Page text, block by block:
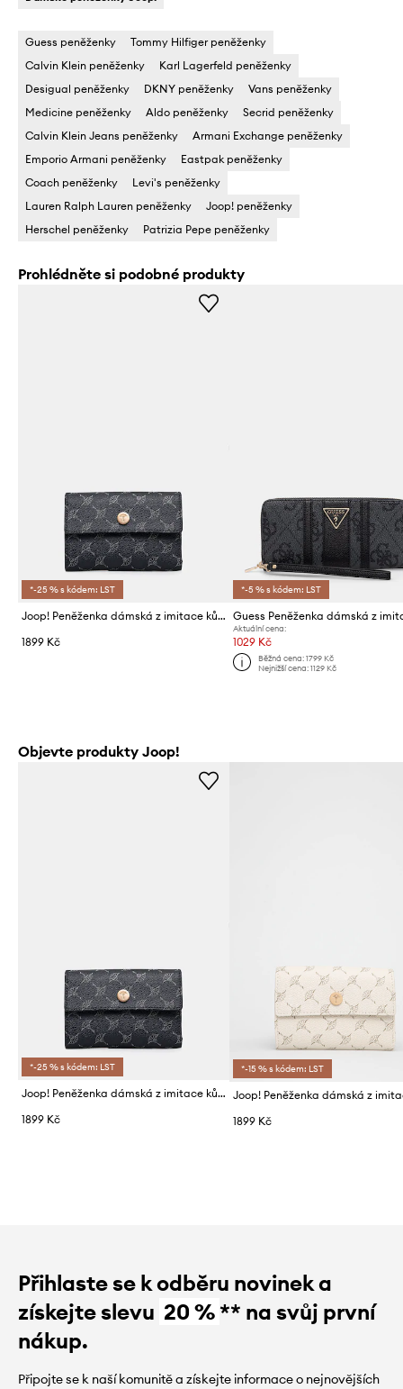
Guess peněženky
Tommy Hilfiger peněženky
Calvin Klein peněženky
Karl Lagerfeld peněženky
Desigual peněženky
DKNY peněženky
Vans peněženky
Medicine peněženky
Aldo peněženky
Secrid peněženky
Calvin Klein Jeans peněženky
Armani Exchange peněženky
Emporio Armani peněženky
Eastpak peněženky
Coach peněženky
Levi's peněženky
Lauren Ralph Lauren peněženky
Joop! peněženky
Herschel peněženky
Patrizia Pepe peněženky
Prohlédněte si podobné produkty
*-25 % s kódem: LST
Joop! Peněženka dámská z imitace kůže
1899 Kč
*-5 % s kódem: LST
Aktuální cena:
1029 Kč
Běžná cena: 1799 Kč
Nejnižší cena: 1129 Kč
Objevte produkty Joop!
*-25 % s kódem: LST
Joop! Peněženka dámská z imitace kůže
1899 Kč
*-15 % s kódem: LST
1899 Kč
Přihlaste se k odběru novinek a
získejte slevu 20 %** na svůj první
nákup.
Připojte se k naší komunitě a získejte informace o nejnovějších